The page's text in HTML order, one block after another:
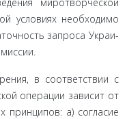
условиях необходимо
запроса Украи­
в соответствии с
операции зависит от
принципов: а) согла­сие